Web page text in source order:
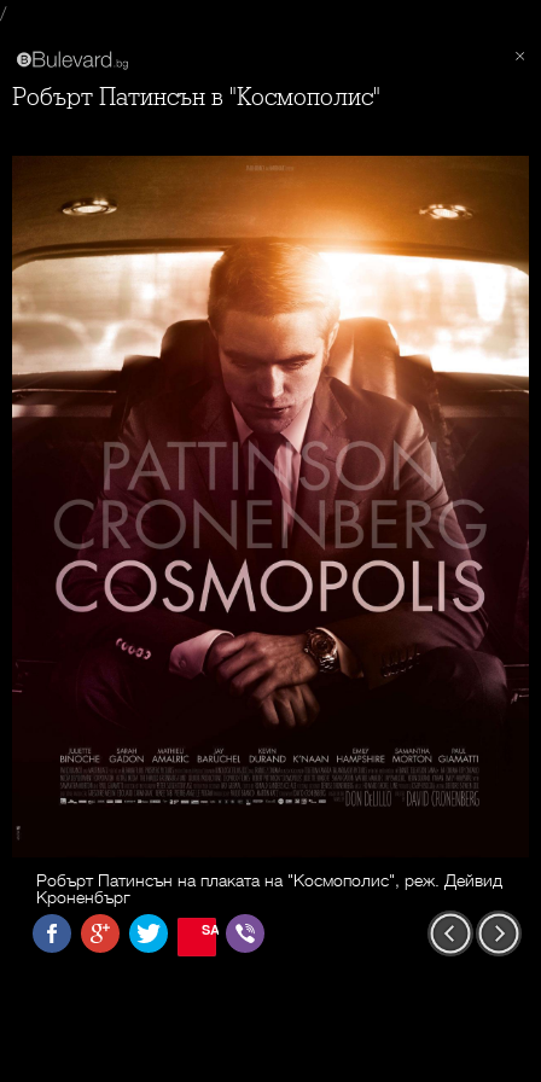
/
Робърт Патинсън в "Космополис"
Робърт Патинсън на плаката на "Космополис", реж. Дейвид
Кроненбърг
SAVE